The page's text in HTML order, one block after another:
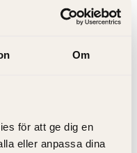
Om
för att ge dig en
eller anpassa dina